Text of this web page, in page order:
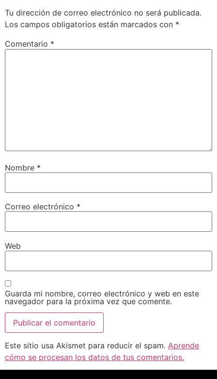
Tu dirección de correo electrónico no será publicada.
Los campos obligatorios están marcados con *
Comentario *
Nombre *
Correo electrónico *
Web
Guarda mi nombre, correo electrónico y web en este
navegador para la próxima vez que comente.
Este sitio usa Akismet para reducir el spam. Aprende
cómo se procesan los datos de tus comentarios.